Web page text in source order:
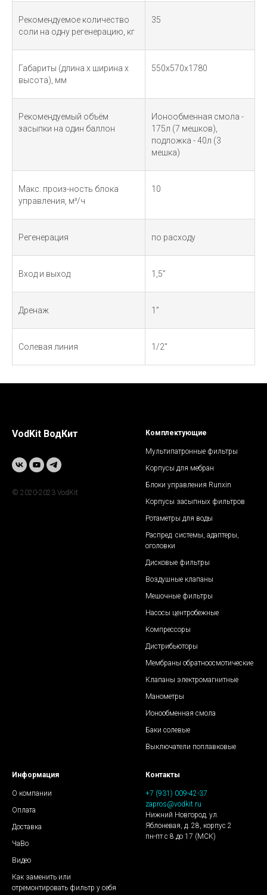
Рекомендуемое количество
соли на одну регенерацию, кг
35
Габариты (длина х ширина х
высота), мм
550х570х1780
Рекомендуемый объём
засыпки на один баллон
Ионообменная смола -
175л (7 мешков),
подложка - 40л (3
мешка)
Макс. произ-ность блока
управления, м³/ч
10
Регенерация по расходу
Вход и выход 1,5”
Дренаж 1”
Солевая линия 1/2"
VodKit ВодКит
© 2020-2023 VodKit
Комплектующие
Мультипатронные фильтры
Корпусы для мебран
Блоки управления Runxin
Корпусы засыпных фильтров
Ротаметры для воды
Распред. системы, адаптеры,
оголовки
Дисковые фильтры
Воздушные клапаны
Мешочные фильтры
Насосы центробежные
Компрессоры
Дистрибьюторы
Мембраны обратноосмотические
Клапаны электромагнитные
Манометры
Ионообменная смола
Баки солевые
Выключатели поплавковые
Информация
О компании
Оплата
Доставка
ЧаВо
Видео
Как заменить или
отремонтировать фильтр у себя
Контакты
+7 (931) 009-42-37
zapros@vodkit.ru
Нижний Новгород, ул.
Яблоневая, д. 28, корпус 2
пн-пт с 8 до 17 (МСК)